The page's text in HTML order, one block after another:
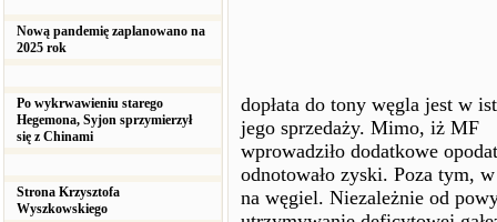
Nową pandemię zaplanowano na
2025 rok
Po wykrwawieniu starego
Hegemona, Syjon sprzymierzył
się z Chinami
Strona Krzysztofa
Wyszkowskiego
dopłata do tony węgla jest w
jego sprzedaży. Mimo, iż MF
wprowadziło dodatkowe
odnotowało zyski. Poza tym,
na węgiel. Niezależnie od